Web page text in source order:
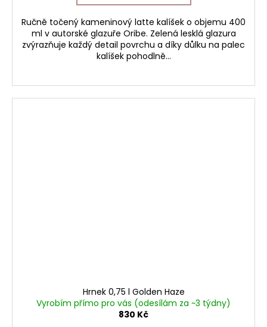
Ručně točený kameninový latte kalíšek o objemu 400
ml v autorské glazuře Oribe. Zelená lesklá glazura
zvýrazňuje každý detail povrchu a díky důlku na palec
kalíšek pohodlně...
Hrnek 0,75 l Golden Haze
Vyrobím přímo pro vás (odesílám za ~3 týdny)
830 Kč